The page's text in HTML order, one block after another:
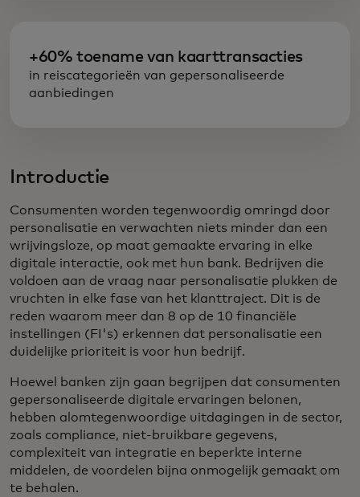
+60% toename van kaarttransacties
in reiscategorieën van gepersonaliseerde
aanbiedingen
Introductie
Consumenten worden tegenwoordig omringd door
personalisatie en verwachten niets minder dan een
wrijvingsloze, op maat gemaakte ervaring in elke
digitale interactie, ook met hun bank. Bedrijven die
voldoen aan de vraag naar personalisatie plukken de
vruchten in elke fase van het klanttraject. Dit is de
reden waarom meer dan 8 op de 10 financiële
instellingen (FI's) erkennen dat personalisatie een
duidelijke prioriteit is voor hun bedrijf.
Hoewel banken zijn gaan begrijpen dat consumenten
gepersonaliseerde digitale ervaringen belonen,
hebben alomtegenwoordige uitdagingen in de sector,
zoals compliance, niet-bruikbare gegevens,
complexiteit van integratie en beperkte interne
middelen, de voordelen bijna onmogelijk gemaakt om
te behalen.